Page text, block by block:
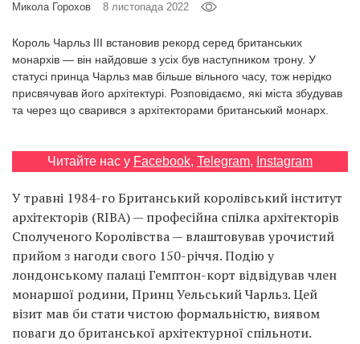
EN
RU
Микола Горохов 8 листопада 2022
Король Чарльз ІІІ встановив рекорд серед британських
монархів — він найдовше з усіх був наступником трону. У
статусі принца Чарльз мав більше вільного часу, тож нерідко
присвячував його архітектурі. Розповідаємо, які міста збудував
та через що сварився з архітекторами британський монарх.
Читайте нас у Facebook, Telegram, Instagram
У травні 1984-го Британський королівський інститут
архітекторів (RIBA) — професійна спілка архітекторів
Сполученого Королівства — влаштовував урочистий
прийом з нагоди свого 150-річчя. Подію у
лондонському палаці Гемптон-корт відвідував член
монаршої родини, Принц Уельський Чарльз. Цей
візит мав би стати чистою формальністю, виявом
поваги до британської архітектурної спільноти.